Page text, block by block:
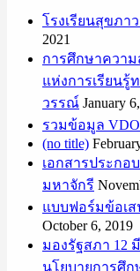
โรงเรียนสุขภา
2021
การศึกษาควา
แห่งการเรียนรู้
วรรณ์ January
รวมข้อมูล VDO
(no title)
เอกสารประกอ
มหาจักรี
แบบฟอร์มข้อเส
October 6, 2019
มองรัฐสภา 12
นโยบายการศึก